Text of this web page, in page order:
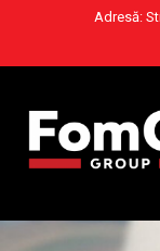
Adresă: